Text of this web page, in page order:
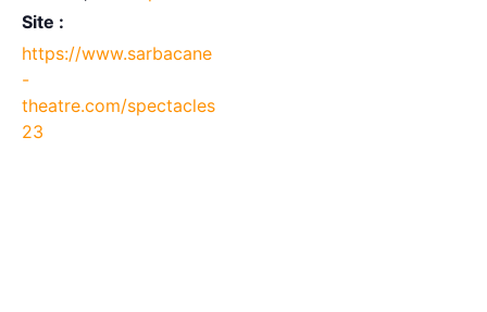
Site :
https://www.sarbacane
-
theatre.com/spectacles
23